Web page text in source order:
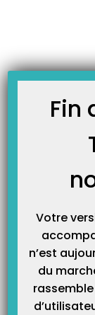
Principe : Il existe 3
encaissées… » Mais
n’importe quel
Catégories
Fin
Votre
n’est
du